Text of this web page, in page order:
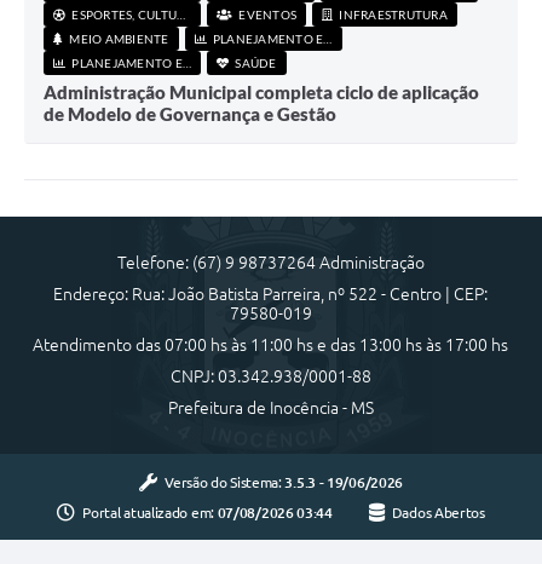
ESPORTES, CULTURA E LAZER
EVENTOS
INFRAESTRUTURA
MEIO AMBIENTE
PLANEJAMENTO E FINANÇAS
PLANEJAMENTO E FINANÇAS
SAÚDE
Administração Municipal completa ciclo de aplicação
de Modelo de Governança e Gestão
Telefone: (67) 9 98737264 Administração
Endereço: Rua: João Batista Parreira, nº 522 - Centro | CEP:
79580-019
Atendimento das 07:00 hs às 11:00 hs e das 13:00 hs às 17:00 hs
CNPJ: 03.342.938/0001-88
Prefeitura de Inocência - MS
Versão do Sistema: 3.5.3 - 19/06/2026
Portal atualizado em: 07/08/2026 03:44 Dados Abertos